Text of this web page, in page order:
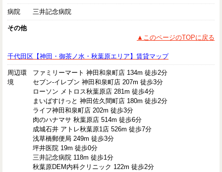
病院 三井記念病院
その他
▲このページのTOPに戻る
千代田区【神田・御茶ノ水・秋葉原エリア】賃貸マップ
周辺環
境
ファミリーマート 神田和泉町店 134m 徒歩2分
セブン-イレブン 神田和泉町店 207m 徒歩3分
ローソン メトロス秋葉原店 281m 徒歩4分
まいばすけっと 神田佐久間町店 180m 徒歩2分
ライフ神田和泉町店 202m 徒歩3分
肉のハナマサ 秋葉原店 514m 徒歩6分
成城石井 アトレ秋葉原1店 526m 徒歩7分
浅草橋郵便局 249m 徒歩3分
坪井医院 19m 徒歩0分
三井記念病院 118m 徒歩1分
秋葉原DEM内科クリニック 122m 徒歩2分